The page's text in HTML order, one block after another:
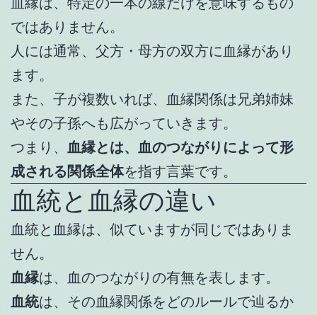
ではありません。
人には通常、父方・母方の双方に血縁があり
ます。
また、子が複数いれば、血縁関係は兄弟姉妹
やその子孫へも広がっていきます。
つまり、
血縁とは、血のつながりによって形
成される関係全体を指す言葉です。
血統と血縁の違い
血統と血縁は、似ていますが同じではありま
せん。
血縁は、血のつながりの有無を表します。
血統は、その血縁関係をどのルールで辿るか